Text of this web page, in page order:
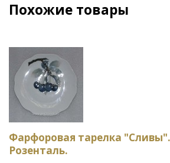
Похожие товары
Фарфоровая тарелка
Розенталь.